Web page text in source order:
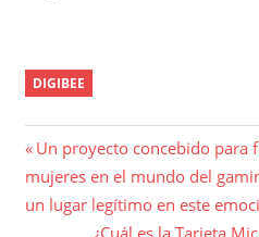
DIGIBEE
Navegación
de
Entrada
anterior:
Un proyecto concebido para
mujeres en el mundo del
un lugar legítimo en este
Entrada